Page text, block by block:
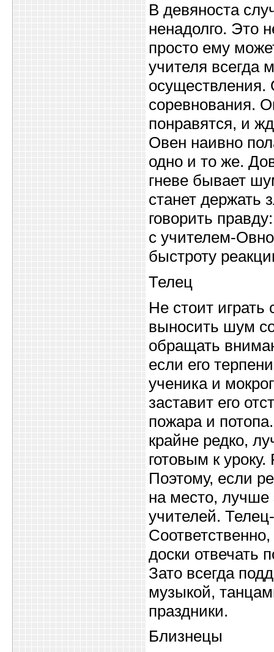
В девяноста
ненадолго. Это
просто ему
учителя всегда
осуществления.
соревнования.
понравятся, и
Овен наивно
одно и то же.
гневе бывает
станет держать
говорить
с учителем-
быстроту
Телец
Не стоит
выносить шум
обращать
если его
ученика и
заставит его
пожара и
крайне редко,
готовым к
Поэтому, если
на место, лучше
учителей.
доски отвечать
Зато всегда
музыкой,
праздники.
Близнецы